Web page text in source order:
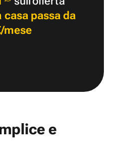
passa da
mese
e